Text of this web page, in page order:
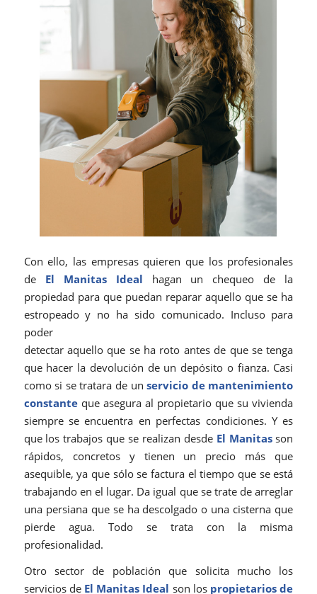
Con ello, las empresas quieren que los profesionales
de El Manitas Ideal hagan un chequeo de la
propiedad para que puedan reparar aquello que se ha
estropeado y no ha sido comunicado. Incluso para
poder
detectar aquello que se ha roto antes de que se tenga
que hacer la devolución de un depósito o fianza. Casi
como si se tratara de unservicio de mantenimiento
constanteque asegura al propietario que su vivienda
siempre se encuentra en perfectas condiciones. Y es
que los trabajos que se realizan desde El Manitasson
rápidos, concretos y tienen un precio más que
asequible, ya que sólo se factura el tiempo que se está
trabajando en el lugar. Da igual que se trate de arreglar
una persiana que se ha descolgado o una cisterna que
pierde agua. Todo se trata con la misma
profesionalidad.
Otro sector de población que solicita mucho los
servicios de El Manitas Ideal son lospropietarios de